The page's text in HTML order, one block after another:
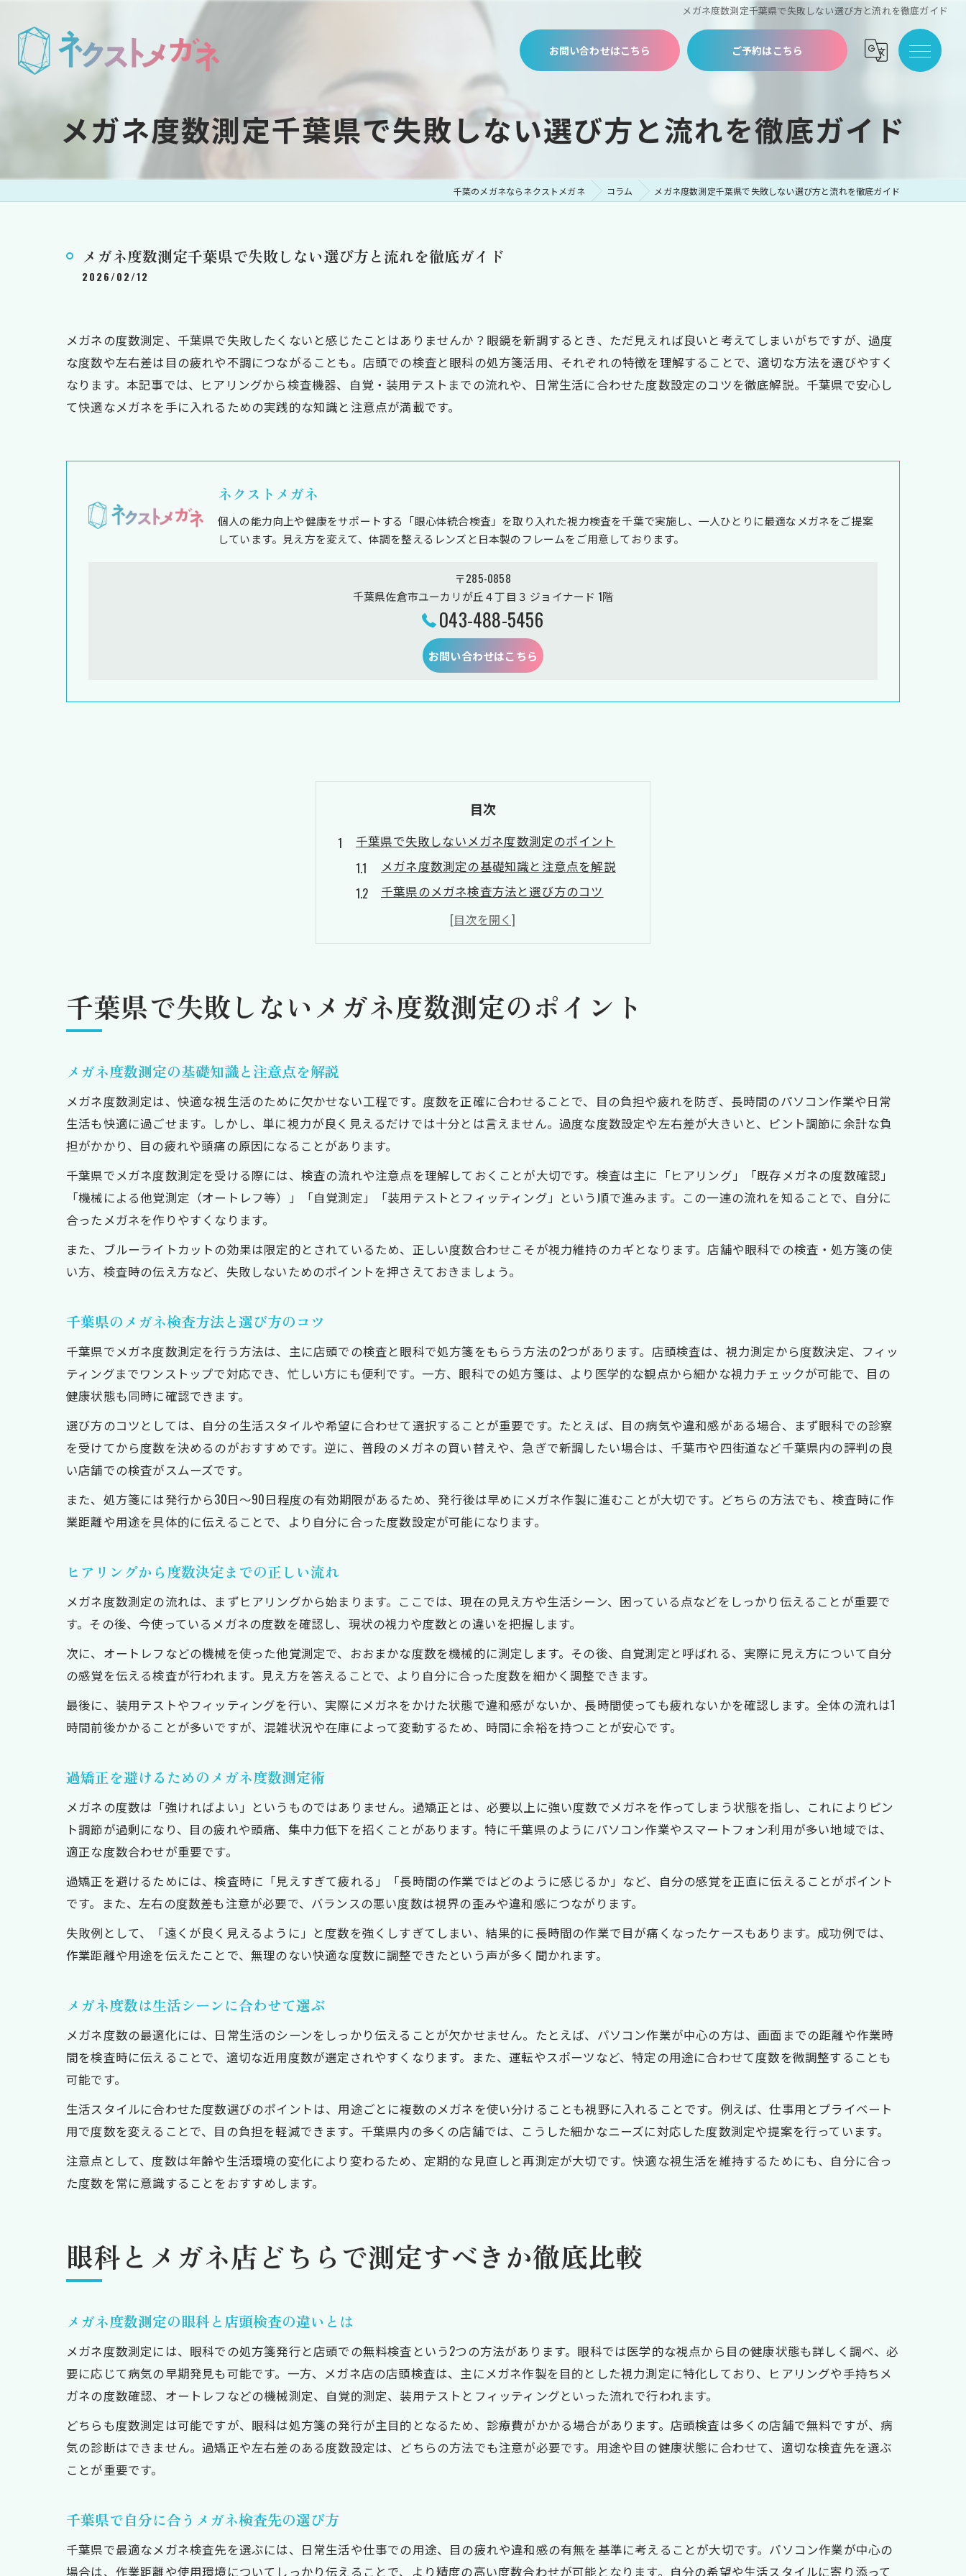
メガネ度数測定千葉県で失敗しない選び方と流れを徹底ガイド
お問い合わせはこちら ご予約はこちら
メガネ度数測定千葉県で失敗しない選び方と流れを徹底ガイド
千葉のメガネならネクストメガネ コラム メガネ度数測定千葉県で失敗しない選び方と流れを徹底ガイド
メガネ度数測定千葉県で失敗しない選び方と流れを徹底ガイド
2026/02/12
メガネの度数測定、千葉県で失敗したくないと感じたことはありませんか？眼鏡を新調するとき、ただ見えれば良いと考えてしまいがちですが、過度
な度数や左右差は目の疲れや不調につながることも。店頭での検査と眼科の処方箋活用、それぞれの特徴を理解することで、適切な方法を選びやすく
なります。本記事では、ヒアリングから検査機器、自覚・装用テストまでの流れや、日常生活に合わせた度数設定のコツを徹底解説。千葉県で安心し
て快適なメガネを手に入れるための実践的な知識と注意点が満載です。
ネクストメガネ
個人の能力向上や健康をサポートする「眼心体統合検査」を取り入れた視力検査を千葉で実施し、一人ひとりに最適なメガネをご提案
しています。見え方を変えて、体調を整えるレンズと日本製のフレームをご用意しております。
〒285-0858
千葉県佐倉市ユーカリが丘４丁目３ ジョイナード 1階
043-488-5456
お問い合わせはこちら
目次
千葉県で失敗しないメガネ度数測定のポイント
メガネ度数測定の基礎知識と注意点を解説
千葉県のメガネ検査方法と選び方のコツ
ヒアリングから度数決定までの正しい流れ
過矯正を避けるためのメガネ度数測定術
眼科とメガネ店どちらで測定すべきか徹底比較
メガネ度数測定の眼科と店頭検査の違いとは
メガネ店での無料測定とサービス内容を解説
視力や目の疲れに合わせた検査先の選択法
快適な生活へ導くメガネ度数の合わせ方とは
メガネ度数調整で目の疲れを軽減する方法
PC作業に最適なメガネ度数測定のポイント
実生活距離を伝えて最適な度数を得るコツ
千葉県で快適なメガネを作るための工夫
千葉のメガネ度数測定にかかる所要時間目安
混雑時の待ち時間対策とスムーズな予約方法
予約不要のメガネ店と予約制店舗の違い
自分に合った度数で目の疲れを防ぐ方法
目の負担を減らす度数調整の具体的手順
メガネ度数測定で左右差を正しく見極める
千葉県で安心できるメガネ度数検査の選び方
信頼できるメガネ度数測定店の選定基準
検査の丁寧さと評判を見極めるポイント
メガネ度数測定時のアフターサービス活用法
千葉県で安心して相談できる検査体制とは
口コミや評価が高いメガネ検査店の特徴
千葉県で失敗しないメガネ度数測定のポイント
メガネ度数測定の基礎知識と注意点を解説
メガネ度数測定は、快適な視生活のために欠かせない工程です。度数を正確に合わせることで、目の負担や疲れを防ぎ、長時間のパソコン作業や日常
生活も快適に過ごせます。しかし、単に視力が良く見えるだけでは十分とは言えません。過度な度数設定や左右差が大きいと、ピント調節に余計な負
担がかかり、目の疲れや頭痛の原因になることがあります。
千葉県でメガネ度数測定を受ける際には、検査の流れや注意点を理解しておくことが大切です。検査は主に「ヒアリング」「既存メガネの度数確認」
「機械による他覚測定（オートレフ等）」「自覚測定」「装用テストとフィッティング」という順で進みます。この一連の流れを知ることで、自分に
合ったメガネを作りやすくなります。
また、ブルーライトカットの効果は限定的とされているため、正しい度数合わせこそが視力維持のカギとなります。店舗や眼科での検査・処方箋の使
い方、検査時の伝え方など、失敗しないためのポイントを押さえておきましょう。
千葉県のメガネ検査方法と選び方のコツ
千葉県でメガネ度数測定を行う方法は、主に店頭での検査と眼科で処方箋をもらう方法の2つがあります。店頭検査は、視力測定から度数決定、フィッ
ティングまでワンストップで対応でき、忙しい方にも便利です。一方、眼科での処方箋は、より医学的な観点から細かな視力チェックが可能で、目の
健康状態も同時に確認できます。
選び方のコツとしては、自分の生活スタイルや希望に合わせて選択することが重要です。たとえば、目の病気や違和感がある場合、まず眼科での診察
を受けてから度数を決めるのがおすすめです。逆に、普段のメガネの買い替えや、急ぎで新調したい場合は、千葉市や四街道など千葉県内の評判の良
い店舗での検査がスムーズです。
また、処方箋には発行から30日〜90日程度の有効期限があるため、発行後は早めにメガネ作製に進むことが大切です。どちらの方法でも、検査時に作
業距離や用途を具体的に伝えることで、より自分に合った度数設定が可能になります。
ヒアリングから度数決定までの正しい流れ
メガネ度数測定の流れは、まずヒアリングから始まります。ここでは、現在の見え方や生活シーン、困っている点などをしっかり伝えることが重要で
す。その後、今使っているメガネの度数を確認し、現状の視力や度数との違いを把握します。
次に、オートレフなどの機械を使った他覚測定で、おおまかな度数を機械的に測定します。その後、自覚測定と呼ばれる、実際に見え方について自分
の感覚を伝える検査が行われます。見え方を答えることで、より自分に合った度数を細かく調整できます。
最後に、装用テストやフィッティングを行い、実際にメガネをかけた状態で違和感がないか、長時間使っても疲れないかを確認します。全体の流れは1
時間前後かかることが多いですが、混雑状況や在庫によって変動するため、時間に余裕を持つことが安心です。
過矯正を避けるためのメガネ度数測定術
メガネの度数は「強ければよい」というものではありません。過矯正とは、必要以上に強い度数でメガネを作ってしまう状態を指し、これによりピン
ト調節が過剰になり、目の疲れや頭痛、集中力低下を招くことがあります。特に千葉県のようにパソコン作業やスマートフォン利用が多い地域では、
適正な度数合わせが重要です。
過矯正を避けるためには、検査時に「見えすぎて疲れる」「長時間の作業ではどのように感じるか」など、自分の感覚を正直に伝えることがポイント
です。また、左右の度数差も注意が必要で、バランスの悪い度数は視界の歪みや違和感につながります。
失敗例として、「遠くが良く見えるように」と度数を強くしすぎてしまい、結果的に長時間の作業で目が痛くなったケースもあります。成功例では、
作業距離や用途を伝えたことで、無理のない快適な度数に調整できたという声が多く聞かれます。
メガネ度数は生活シーンに合わせて選ぶ
メガネ度数の最適化には、日常生活のシーンをしっかり伝えることが欠かせません。たとえば、パソコン作業が中心の方は、画面までの距離や作業時
間を検査時に伝えることで、適切な近用度数が選定されやすくなります。また、運転やスポーツなど、特定の用途に合わせて度数を微調整することも
可能です。
生活スタイルに合わせた度数選びのポイントは、用途ごとに複数のメガネを使い分けることも視野に入れることです。例えば、仕事用とプライベート
用で度数を変えることで、目の負担を軽減できます。千葉県内の多くの店舗では、こうした細かなニーズに対応した度数測定や提案を行っています。
注意点として、度数は年齢や生活環境の変化により変わるため、定期的な見直しと再測定が大切です。快適な視生活を維持するためにも、自分に合っ
た度数を常に意識することをおすすめします。
眼科とメガネ店どちらで測定すべきか徹底比較
メガネ度数測定の眼科と店頭検査の違いとは
メガネ度数測定には、眼科での処方箋発行と店頭での無料検査という2つの方法があります。眼科では医学的な視点から目の健康状態も詳しく調べ、必
要に応じて病気の早期発見も可能です。一方、メガネ店の店頭検査は、主にメガネ作製を目的とした視力測定に特化しており、ヒアリングや手持ちメ
ガネの度数確認、オートレフなどの機械測定、自覚的測定、装用テストとフィッティングといった流れで行われます。
どちらも度数測定は可能ですが、眼科は処方箋の発行が主目的となるため、診療費がかかる場合があります。店頭検査は多くの店舗で無料ですが、病
気の診断はできません。過矯正や左右差のある度数設定は、どちらの方法でも注意が必要です。用途や目の健康状態に合わせて、適切な検査先を選ぶ
ことが重要です。
千葉県で自分に合うメガネ検査先の選び方
千葉県で最適なメガネ検査先を選ぶには、日常生活や仕事での用途、目の疲れや違和感の有無を基準に考えることが大切です。パソコン作業が中心の
場合は、作業距離や使用環境についてしっかり伝えることで、より精度の高い度数合わせが可能となります。自分の希望や生活スタイルに寄り添って
お問い合わせはこちら
お問い合わせはこちら